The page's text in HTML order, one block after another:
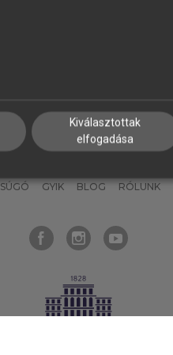
SÚGÓ GYIK BLOG RÓLUNK
Kiválasztottak
elfogadása